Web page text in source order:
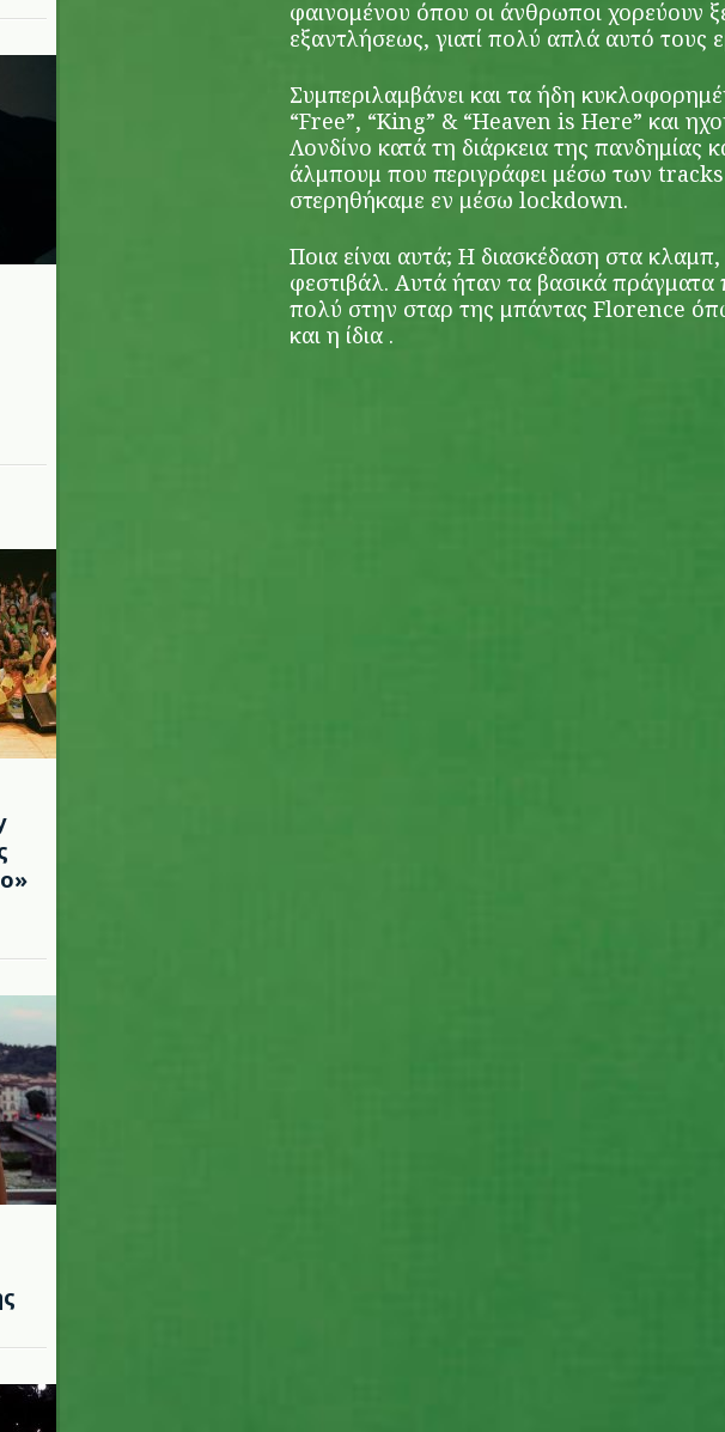
φαινομένου όπου οι άνθρωποι χορεύουν
εξαντλήσεως, γιατί πολύ απλά αυτό τους
Συμπεριλαμβάνει και τα ήδη
“Free”, “King” & “Heaven is Here” και
Λονδίνο κατά τη διάρκεια της πανδημίας
άλμπουμ που περιγράφει μέσω των
στερηθήκαμε εν μέσω lockdown.
Ποια είναι αυτά; Η διασκέδαση στα
φεστιβάλ. Αυτά ήταν τα βασικά πράγματα
πολύ στην σταρ της μπάντας Florence
και η ίδια .